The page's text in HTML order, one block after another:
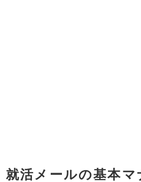
就活メールの基本マ